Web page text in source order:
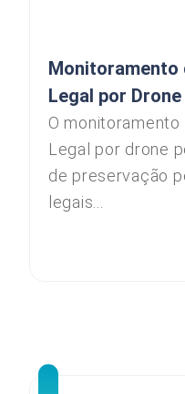
Monitoramento
Legal por Drone
O
Legal por drone
de preservação
legais...